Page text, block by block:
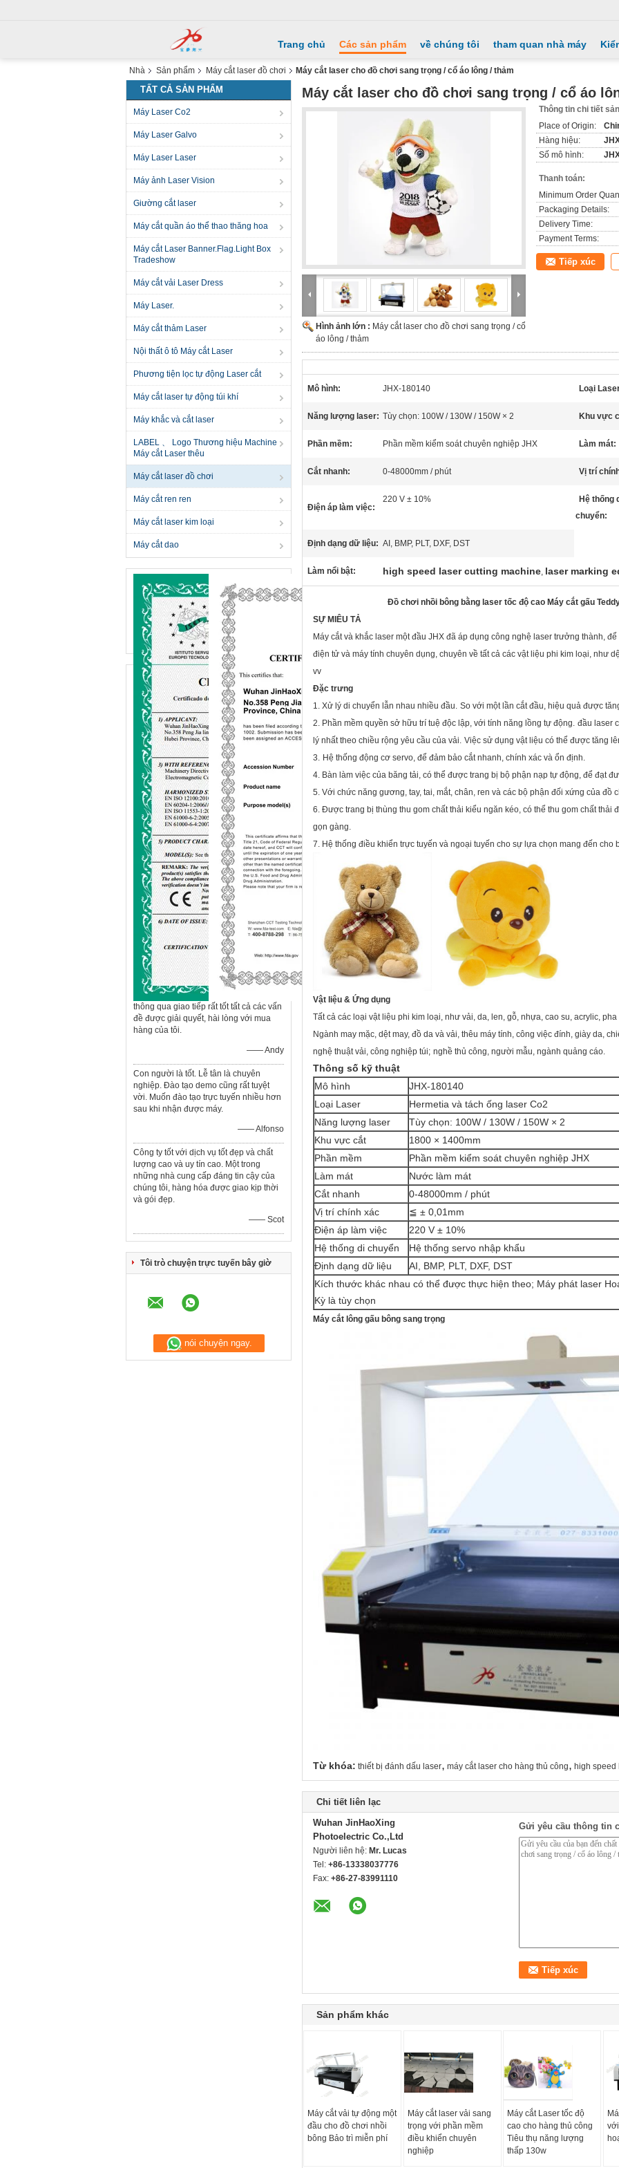
Trang chủ Các sản phẩm về chúng tôi tham quan nhà máy
Nhà Sản phẩm Máy cắt laser đồ chơi Máy cắt laser cho đồ chơi sang trọng / cổ áo lông / thảm
TẤT CẢ SẢN PHẨM
Máy Laser Co2
Máy Laser Galvo
Máy Laser Laser
Máy ảnh Laser Vision
Giường cắt laser
Máy cắt quần áo thể thao thăng hoa
Máy cắt Laser Banner.Flag.Light Box
Tradeshow
Máy cắt vải Laser Dress
Máy Laser.
Máy cắt thảm Laser
Nội thất ô tô Máy cắt Laser
Phương tiện lọc tự động Laser cắt
Máy cắt laser tự động túi khí
Máy khắc và cắt laser
LABEL 、 Logo Thương hiệu Machine
Máy cắt Laser thêu
Máy cắt laser đồ chơi
Máy cắt ren ren
Máy cắt laser kim loại
Máy cắt dao
thông qua giao tiếp rất tốt tất cả các vấn
đề được giải quyết, hài lòng với mua
hàng của tôi.
—— Andy
Con người là tốt. Lễ tân là chuyên
nghiệp. Đào tạo demo cũng rất tuyệt
vời. Muốn đào tạo trực tuyến nhiều hơn
sau khi nhận được máy.
—— Alfonso
Công ty tốt với dịch vụ tốt đẹp và chất
lượng cao và uy tín cao. Một trong
những nhà cung cấp đáng tin cậy của
chúng tôi, hàng hóa được giao kịp thời
và gói đẹp.
—— Scot
Tôi trò chuyện trực tuyến bây giờ
nói chuyện ngay.
Máy cắt laser cho đồ chơi sang trọng / cổ áo
Hình ảnh lớn : Máy cắt laser cho đồ chơi sang trọng / cổ
áo lông / thảm
Thông tin chi tiết
Place of Origin:
Hàng hiệu:
Số mô hình:
Thanh toán:
Minimum Order
Packaging Details:
Delivery Time:
Payment Terms:
Tiếp xúc
Mô hình: JHX-180140 Loại
Năng lượng laser: Tùy chọn: 100W / 130W / 150W × 2 Khu vực
Phần mềm: Phần mềm kiểm soát chuyên nghiệp JHX Làm mát:
Cắt nhanh: 0-48000mm / phút Vị trí
Điện áp làm việc:
220 V ± 10%
Hệ thống
chuyển:
Định dạng dữ liệu: AI, BMP, PLT, DXF, DST
Làm nổi bật: high speed laser cutting machine, laser marking
Đồ chơi nhồi bông bằng laser tốc độ cao Máy cắt gấu
SỰ MIÊU TẢ
Máy cắt và khắc laser một đầu JHX đã áp dụng công nghệ laser trưởng thành,
điện tử và máy tính chuyên dụng, chuyên về tất cả các vật liệu phi kim loại, như
vv
Đặc trưng
1. Xử lý di chuyển lẫn nhau nhiều đầu. So với một lần cắt đầu, hiệu quả được
2. Phần mềm quyền sở hữu trí tuệ độc lập, với tính năng lồng tự động. đầu laser
lý nhất theo chiều rộng yêu cầu của vải. Việc sử dụng vật liệu có thể được tăng
3. Hệ thống động cơ servo, để đảm bảo cắt nhanh, chính xác và ổn định.
4. Bàn làm việc của băng tải, có thể được trang bị bộ phận nạp tự động, để đạt
5. Với chức năng gương, tay, tai, mắt, chân, ren và các bộ phận đối xứng của đồ
6. Được trang bị thùng thu gom chất thải kiểu ngăn kéo, có thể thu gom chất thải
gọn gàng.
7. Hệ thống điều khiển trực tuyến và ngoại tuyến cho sự lựa chọn mang đến cho
Vật liệu & Ứng dụng
Tất cả các loại vật liệu phi kim loại, như vải, da, len, gỗ, nhựa, cao su, acrylic, pha
Ngành may mặc, dệt may, đồ da và vải, thêu máy tính, công việc đính, giày da,
nghệ thuật vải, công nghiệp túi; nghề thủ công, người mẫu, ngành quảng cáo.
Thông số kỹ thuật
Mô hình
JHX-180140
Loại Laser
Hermetia và tách ống laser Co2
Năng lượng laser
Tùy chọn: 100W / 130W / 150W × 2
Khu vực cắt
1800 × 1400mm
Phần mềm
Phần mềm kiểm soát chuyên nghiệp JHX
Làm mát
Nước làm mát
Cắt nhanh
0-48000mm / phút
Vị trí chính xác
≦ ± 0,01mm
Điện áp làm việc
220 V ± 10%
Hệ thống di chuyển
Hệ thống servo nhập khẩu
Định dạng dữ liệu
AI, BMP, PLT, DXF, DST
Kích thước khác nhau có thể được thực hiện theo; Máy phát laser
Kỳ là tùy chọn
Máy cắt lông gấu bông sang trọng
Từ khóa: thiết bị đánh dấu laser, máy cắt laser cho hàng thủ công, high speed
Chi tiết liên lạc
Wuhan JinHaoXing
Photoelectric Co.,Ltd
Người liên hệ: Mr. Lucas
Tel: +86-13338037776
Fax: +86-27-83991110
Gửi yêu cầu thông tin
Sản phẩm khác
Máy cắt vải tự động một
đầu cho đồ chơi nhồi
bông Bảo trì miễn phí
Máy cắt laser vải sang
trọng với phần mềm
điều khiển chuyên
nghiệp
Máy cắt Laser tốc độ
cao cho hàng thủ công
Tiêu thụ năng lượng
thấp 130w